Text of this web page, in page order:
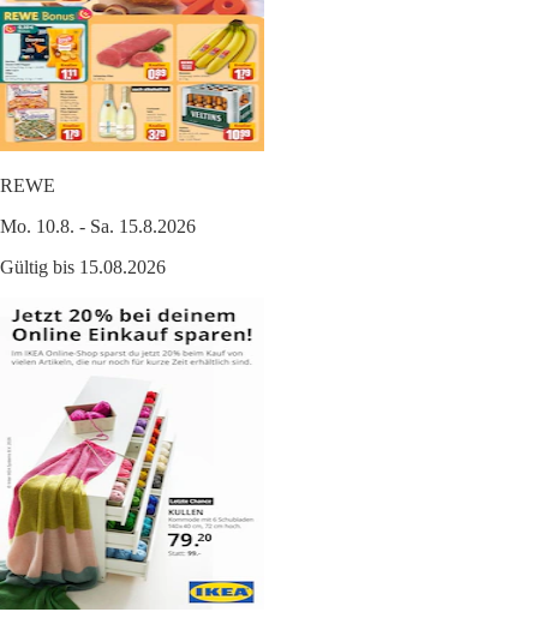
REWE
Mo. 10.8. - Sa. 15.8.2026
Gültig bis 15.08.2026